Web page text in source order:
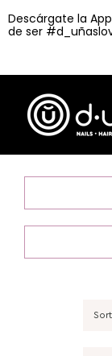
content
Descárgate la
de ser